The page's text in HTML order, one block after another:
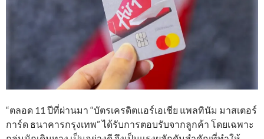
“ตลอด 11 ปีที่ผ่านมา “บัตรเครดิตแอร์เอเชีย แพลทินัม มาสเตอร์
การ์ด ธนาคารกรุงเทพ” ได้รับการตอบรับจากลูกค้า โดยเฉพาะ